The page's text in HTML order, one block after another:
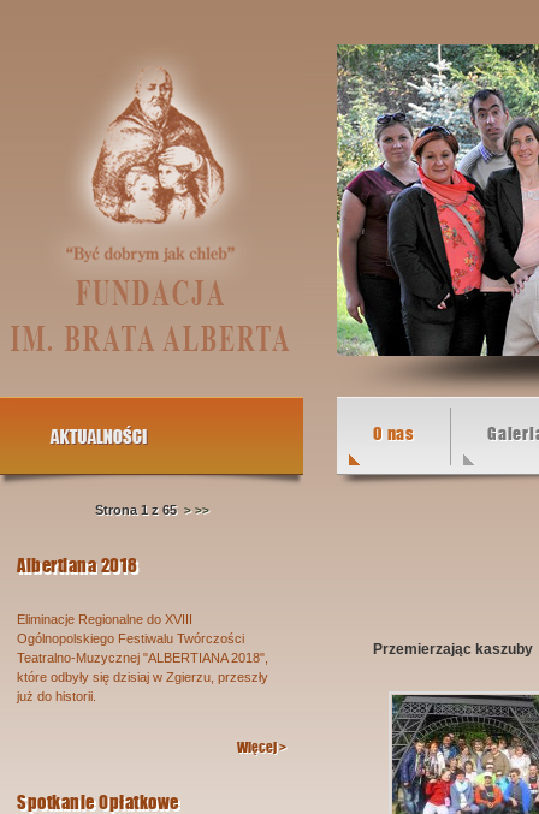
Strona 1 z 65 > >>
Albertiana 2018
Eliminacje Regionalne do XVIII
Ogólnopolskiego Festiwalu Twórczości
Teatralno-Muzycznej "ALBERTIANA 2018",
które odbyły się dzisiaj w Zgierzu, przeszły
już do historii.
Więcej >
Spotkanie Opłatkowe
O nas
Przemierzając kaszuby